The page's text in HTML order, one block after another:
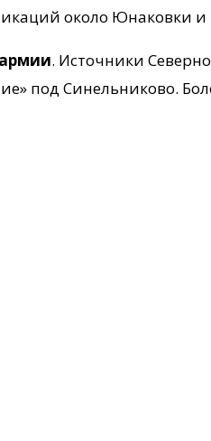
около Юнаковки и
. Источники
под Синельниково.